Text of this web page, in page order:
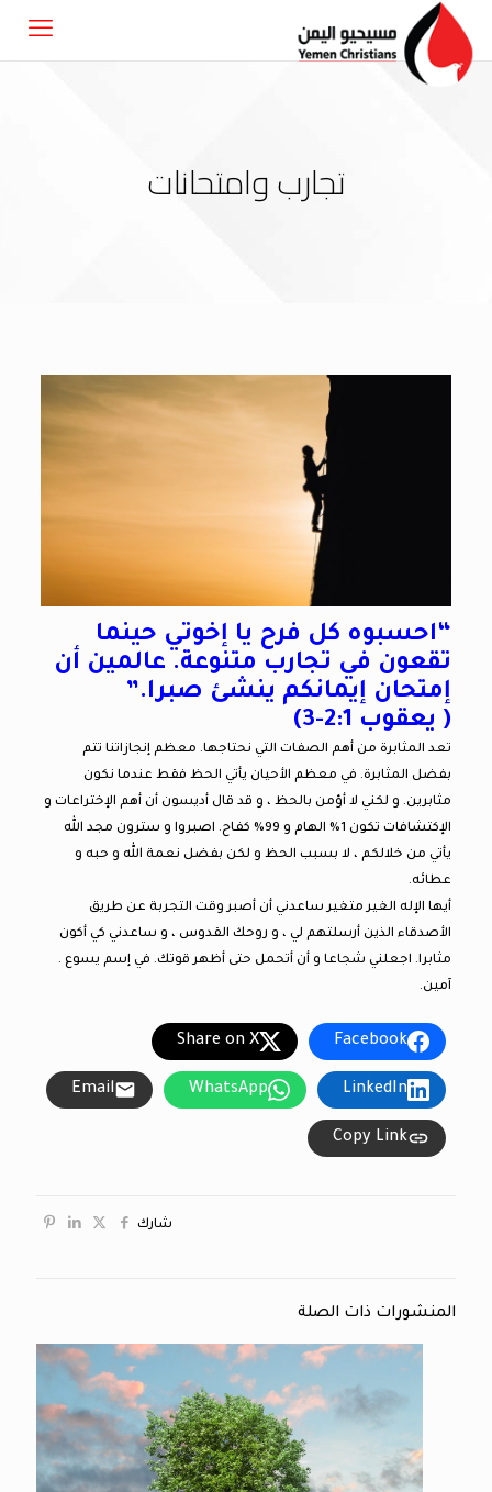
تجارب وامتحانات
“احسبوه كل فرح يا إخوتي حينما
تقعون في تجارب متنوعة. عالمين أن
إمتحان إيمانكم ينشئ صبرا.”
( يعقوب 2:1-3)
تعد المثابرة من أهم الصفات التي نحتاجها. معظم إنجازاتنا تتم
بفضل المثابرة. في معظم الأحيان يأتي الحظ فقط عندما نكون
مثابرين. و لكني لا أؤمن بالحظ ، و قد قال أديسون أن أهم الإختراعات و
الإكتشافات تكون 1% الهام و 99% كفاح. اصبروا و سترون مجد الله
يأتي من خلالكم ، لا بسبب الحظ و لكن بفضل نعمة الله و حبه و
عطائه.
أيها الإله الغير متغير ساعدني أن أصبر وقت التجربة عن طريق
الأصدقاء الذين أرسلتهم لي ، و روحك القدوس ، و ساعدني كي أكون
مثابرا. اجعلني شجاعا و أن أتحمل حتى أظهر قوتك. في إسم يسوع .
آمين.
Facebook
Share on X
LinkedIn
WhatsApp
Email
Copy Link
شارك
المنشورات ذات الصلة